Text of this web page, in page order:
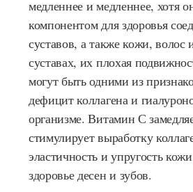
медленнее и медленнее, хотя
компонентом для здоровья
суставов, а также кожи, волос
суставах, их плохая
могут быть одними из
дефицит коллагена и
организме. Витамин С
стимулирует выработку
эластичность и упругость
здоровье десен и зубов.